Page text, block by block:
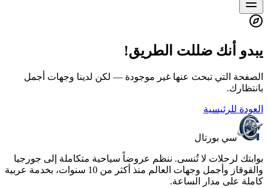
يبدو أنك ضللت الطريق!
الصفحة التي تبحث عنها غير موجودة — لكن لدينا وجهات أجمل
بانتظارك.
العودة للرئيسية
سي بورتال
بوابتك لرحلات لا تُنسى. ننظم عروضاً سياحية متكاملة إلى جورجيا
والقوقاز وأجمل وجهات العالم منذ أكثر من 10 سنوات، بخدمة عربية
كاملة على مدار الساعة.